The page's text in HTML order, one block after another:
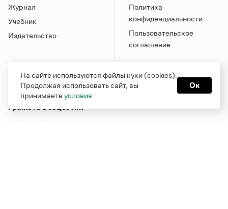
Журнал
Учебник
Издательство
Политика
конфиденциальности
Пользовательское
соглашение
Грамота в соцсетях
На сайте используются файлы куки (cookies).
Продолжая использовать сайт, вы
принимаетеусловия
Ок